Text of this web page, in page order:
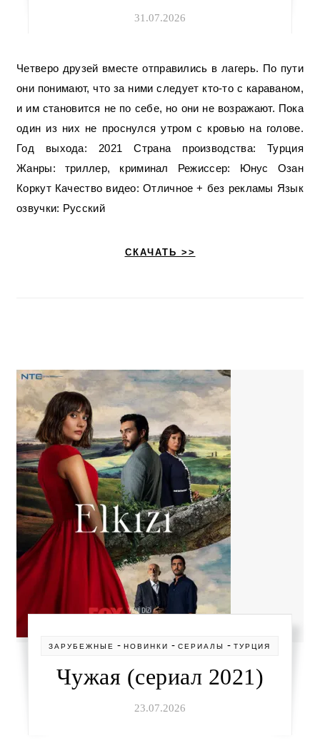
31.07.2026
Четверо друзей вместе отправились в лагерь. По пути
они понимают, что за ними следует кто-то с караваном,
и им становится не по себе, но они не возражают. Пока
один из них не проснулся утром с кровью на голове.
Год выхода: 2021 Страна производства: Турция
Жанры: триллер, криминал Режиссер: Юнус Озан
Коркут Качество видео: Отличное + без рекламы Язык
озвучки: Русский
СКАЧАТЬ >>
ЗАРУБЕЖНЫЕ -НОВИНКИ -СЕРИАЛЫ -ТУРЦИЯ
Чужая (сериал 2021)
23.07.2026